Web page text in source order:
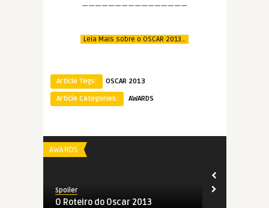
————————————————
Leia Mais sobre o OSCAR 2013…
Article Tags:
OSCAR 2013
Article Categories:
AWARDS
AWARDS
Spoiler
O Roteiro do Oscar 2013